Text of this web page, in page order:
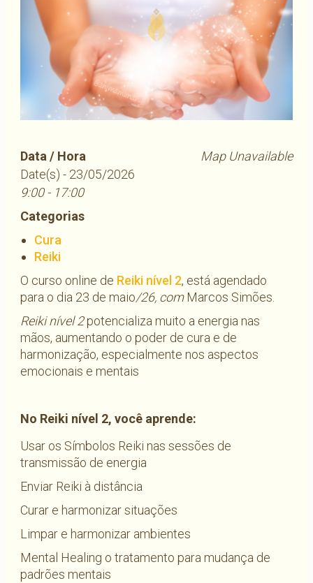
Map Unavailable
Data / Hora
Date(s) - 23/05/2026
9:00 - 17:00
Categorias
Cura
Reiki
O curso online de Reiki nível 2, está agendado
para o dia 23 de maio/26, comMarcos Simões.
Reiki nível 2potencializa muito a energia nas
mãos, aumentando o poder de cura e de
harmonização, especialmente nos aspectos
emocionais e mentais
No Reiki nível 2, você aprende:
Usar os Símbolos Reiki nas sessões de
transmissão de energia
Enviar Reiki à distância
Curar e harmonizar situações
Limpar e harmonizar ambientes
Mental Healing o tratamento para mudança de
padrões mentais